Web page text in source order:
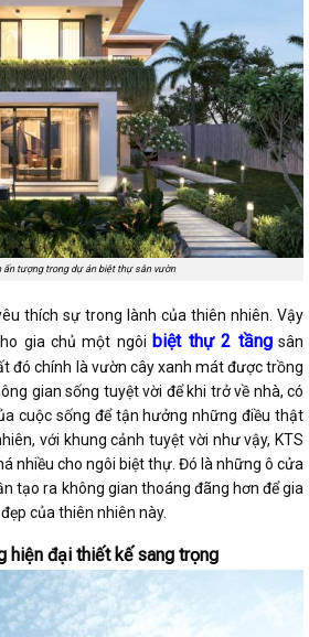
ấn tượng trong dự án biệt thự sân vườn
thích sự trong lành của thiên nhiên. Vậy
gia chủ một ngôi biệt thự 2 tầngsân
đó chính là vườn cây xanh mát được trồng
gian sống tuyệt vời để khi trở về nhà, có
cuộc sống để tận hưởng những điều thật
với khung cảnh tuyệt vời như vậy, KTS
nhiều cho ngôi biệt thự. Đó là những ô cửa
tạo ra không gian thoáng đãng hơn để gia
của thiên nhiên này.
hiện đại thiết kế sang trọng